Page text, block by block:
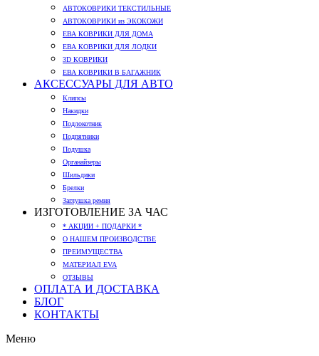
АВТОКОВРИКИ ТЕКСТИЛЬНЫЕ
АВТОКОВРИКИ из ЭКОКОЖИ
ЕВА КОВРИКИ ДЛЯ ДОМА
ЕВА КОВРИКИ ДЛЯ ЛОДКИ
3D КОВРИКИ
ЕВА КОВРИКИ В БАГАЖНИК
АКСЕССУАРЫ ДЛЯ АВТО
Клипсы
Накидки
Подлокотник
Подпятники
Подушка
Органайзеры
Шильдики
Брелки
Заглушка ремня
ИЗГОТОВЛЕНИЕ ЗА ЧАС
* АКЦИИ + ПОДАРКИ *
О НАШЕМ ПРОИЗВОДСТВЕ
ПРЕИМУЩЕСТВА
МАТЕРИАЛ EVA
ОТЗЫВЫ
ОПЛАТА И ДОСТАВКА
БЛОГ
КОНТАКТЫ
Меню